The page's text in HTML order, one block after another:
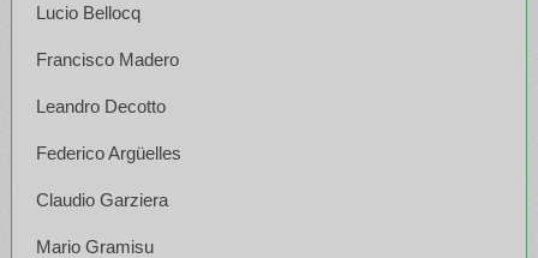
Lucio Bellocq
Francisco Madero
Leandro Decotto
Federico Argüelles
Claudio Garziera
Mario Gramisu